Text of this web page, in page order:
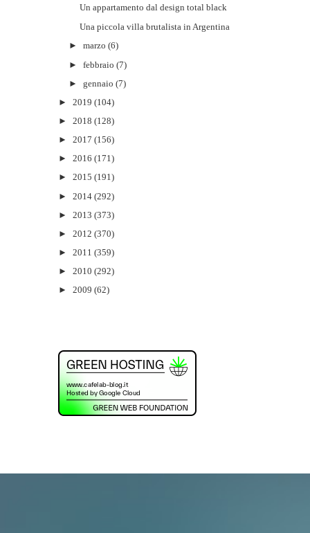
Un appartamento dal design total black
Una piccola villa brutalista in Argentina
►marzo (6)
►febbraio (7)
►gennaio (7)
► 2019 (104)
► 2018 (128)
► 2017 (156)
► 2016 (171)
► 2015 (191)
► 2014 (292)
► 2013 (373)
► 2012 (370)
► 2011 (359)
► 2010 (292)
► 2009 (62)